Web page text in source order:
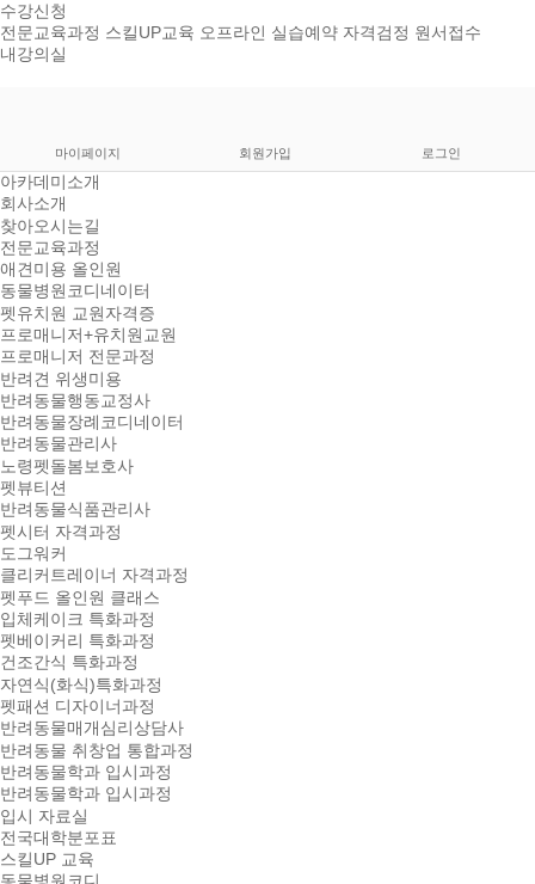
수강신청
전문교육과정 스킬UP교육 오프라인 실습예약 자격검정 원서접수
내강의실
마이페이지 회원가입 로그인
아카데미소개
회사소개
찾아오시는길
전문교육과정
애견미용 올인원
동물병원코디네이터
펫유치원 교원자격증
프로매니저+유치원교원
프로매니저 전문과정
반려견 위생미용
반려동물행동교정사
반려동물장례코디네이터
반려동물관리사
노령펫돌봄보호사
펫뷰티션
반려동물식품관리사
펫시터 자격과정
도그워커
클리커트레이너 자격과정
펫푸드 올인원 클래스
입체케이크 특화과정
펫베이커리 특화과정
건조간식 특화과정
자연식(화식)특화과정
펫패션 디자이너과정
반려동물매개심리상담사
반려동물 취창업 통합과정
반려동물학과 입시과정
반려동물학과 입시과정
입시 자료실
전국대학분포표
스킬UP 교육